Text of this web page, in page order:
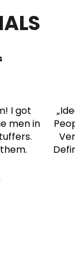
I got
men in
HOTSAUCE 30